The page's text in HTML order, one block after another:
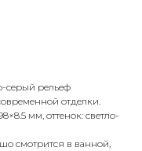
серый рельеф
отделки.
мм, оттенок: светло-
смотрится в ванной,